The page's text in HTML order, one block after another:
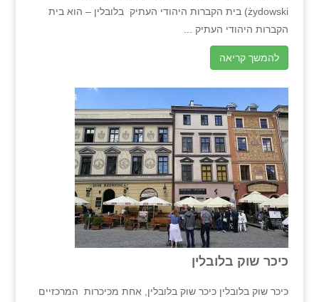
żydowski) בית הקברות היהודי העתיק בלובלין – הוא בית
הקברות היהודי העתיק ...
להמשך קריאה
כיכר שוק בלובלין
כיכר שוק בלובלין כיכר שוק בלובלין, אחת מכיכרות המרכזיים